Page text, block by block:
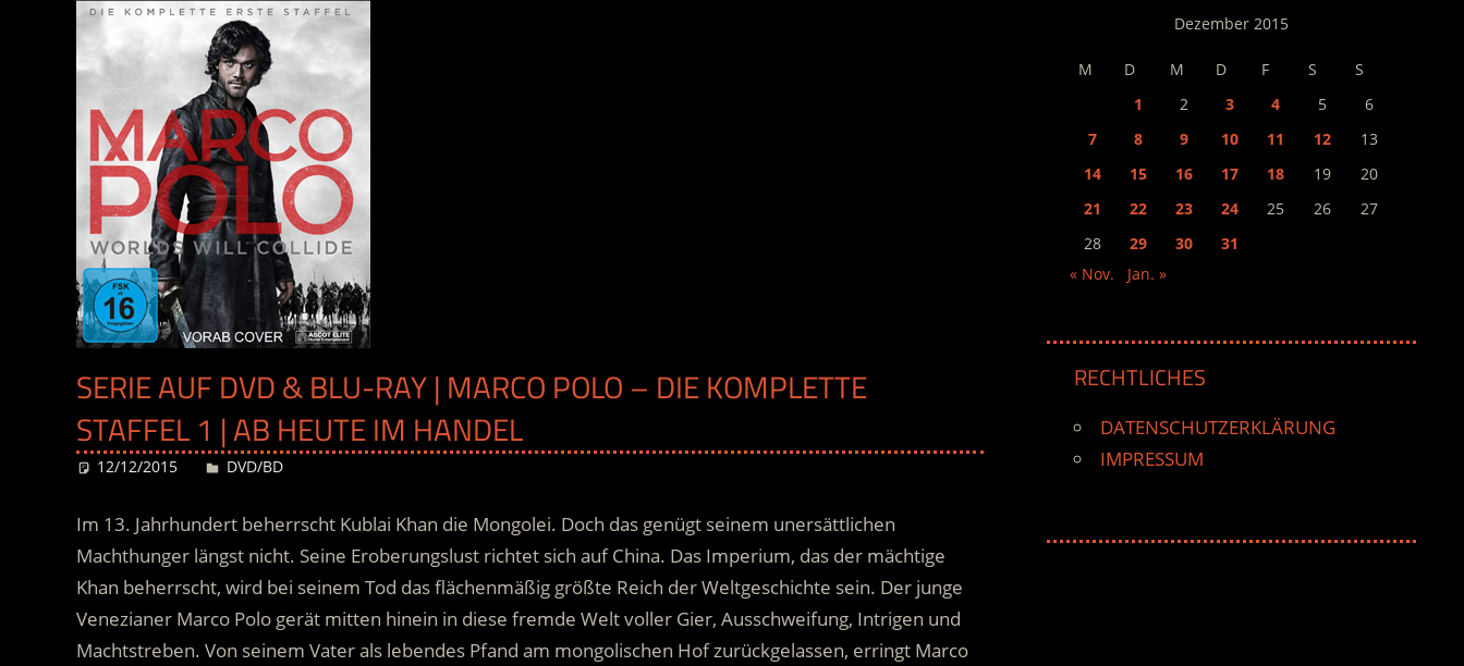
SERIE AUF DVD & BLU-RAY | MARCO POLO – DIE KOMPLETTE
STAFFEL 1 | AB HEUTE IM HANDEL
12/12/2015 Desiree
DVD/BD
Im 13. Jahrhundert beherrscht Kublai Khan die Mongolei. Doch das genügt seinem unersättlichen
Machthunger längst nicht. Seine Eroberungslust richtet sich auf China. Das Imperium, das der mächtige
Khan beherrscht, wird bei seinem Tod das flächenmäßig größte Reich der Weltgeschichte sein. Der junge
Venezianer Marco Polo gerät mitten hinein in diese fremde Welt voller Gier, Ausschweifung, Intrigen und
Machtstreben. Von seinem Vater als lebendes Pfand am mongolischen Hof zurückgelassen, erringt Marco
Dezember 2015
M D M D F S
S
1
2 3 4 5
6
7
8 9 10 11 12
13
14
15 16 17 18 19
20
21
22 23 24 25 26
27
28
29 30
31
« Nov.
Jan. »
RECHTLICHES
DATENSCHUTZERKLÄRUNG
IMPRESSUM